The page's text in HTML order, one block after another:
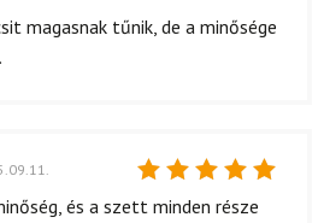
5 / 5
magasnak tűnik, de a minősége
Értékelés:
és a szett minden része